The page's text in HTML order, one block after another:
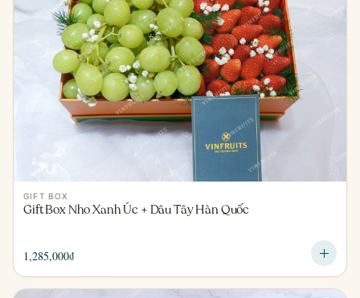
GIFT BOX
Gift Box Nho Xanh Úc + Dâu Tây Hàn Quốc
1,285,000₫